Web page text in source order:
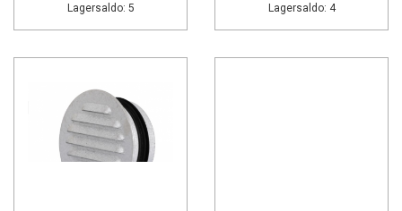
Lagersaldo: 5 Lagersaldo: 4